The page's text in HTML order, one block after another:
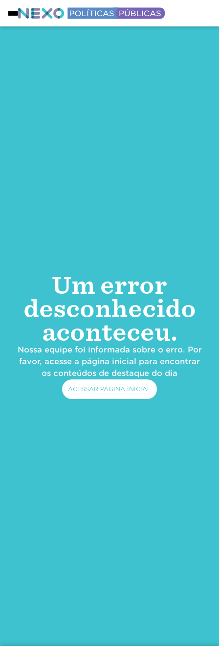
Um error
desconhecido
aconteceu.
Nossa equipe foi informada sobre o erro. Por
favor, acesse a página inicial para encontrar
os conteúdos de destaque do dia
ACESSAR PÁGINA INICIAL